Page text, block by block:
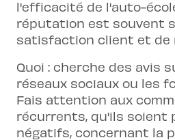
l'efficacité de l'auto-
réputation est souvent
satisfaction client et de
Quoi : cherche des avis
réseaux sociaux ou les
Fais attention aux
récurrents, qu'ils soient
négatifs, concernant la